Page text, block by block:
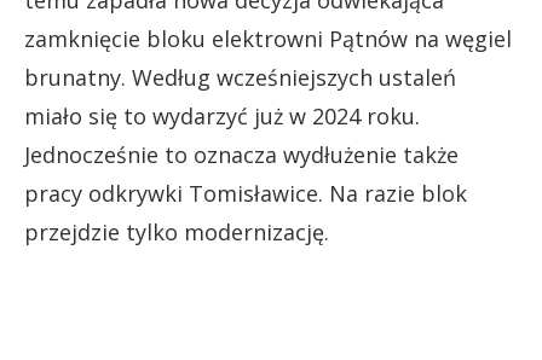
zamknięcie bloku elektrowni Pątnów na węgiel
brunatny. Według wcześniejszych ustaleń
miało się to wydarzyć już w 2024 roku.
Jednocześnie to oznacza wydłużenie także
pracy odkrywki Tomisławice. Na razie blok
przejdzie tylko modernizację.